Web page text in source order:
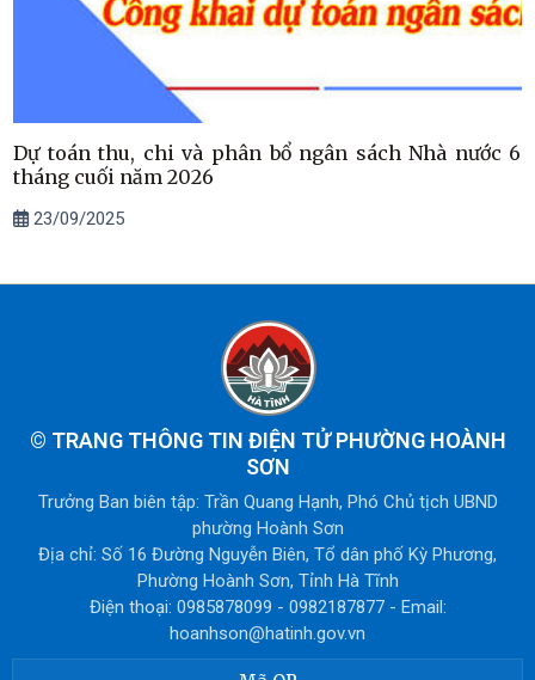
Dự toán thu, chi và phân bổ ngân sách Nhà nước 6
tháng cuối năm 2026
23/09/2025
© TRANG THÔNG TIN ĐIỆN TỬ PHƯỜNG HOÀNH
SƠN
Trưởng Ban biên tập: Trần Quang Hạnh, Phó Chủ tịch UBND
phường Hoành Sơn
Địa chỉ: Số 16 Đường Nguyễn Biên, Tổ dân phố Kỳ Phương,
Phường Hoành Sơn, Tỉnh Hà Tĩnh
Điện thoại: 0985878099 - 0982187877 - Email:
hoanhson@hatinh.gov.vn